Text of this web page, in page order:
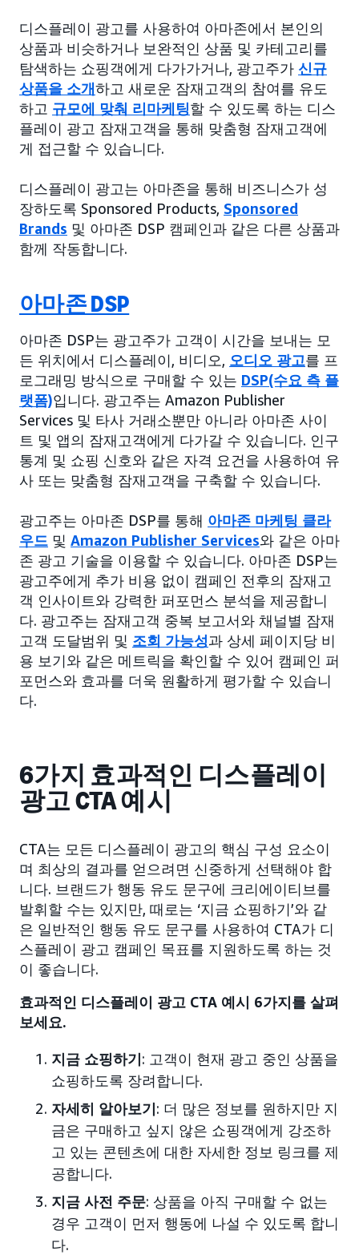
디스플레이 광고를 사용하여 아마존에서 본인의
상품과 비슷하거나 보완적인 상품 및 카테고리를
탐색하는 쇼핑객에게 다가가거나, 광고주가 신규
상품을 소개하고 새로운 잠재고객의 참여를 유도
하고 규모에 맞춰 리마케팅할 수 있도록 하는 디스
플레이 광고 잠재고객을 통해 맞춤형 잠재고객에
게 접근할 수 있습니다.
디스플레이 광고는 아마존을 통해 비즈니스가 성
장하도록 Sponsored Products, Sponsored
Brands 및 아마존 DSP 캠페인과 같은 다른 상품과
함께 작동합니다.
아마존 DSP
아마존 DSP는 광고주가 고객이 시간을 보내는 모
든 위치에서 디스플레이, 비디오, 오디오 광고를 프
로그래밍 방식으로 구매할 수 있는 DSP(수요 측 플
랫폼)입니다. 광고주는 Amazon Publisher
Services 및 타사 거래소뿐만 아니라 아마존 사이
트 및 앱의 잠재고객에게 다가갈 수 있습니다. 인구
통계 및 쇼핑 신호와 같은 자격 요건을 사용하여 유
사 또는 맞춤형 잠재고객을 구축할 수 있습니다.
광고주는 아마존 DSP를 통해 아마존 마케팅 클라
우드 및 Amazon Publisher Services와 같은 아마
존 광고 기술을 이용할 수 있습니다. 아마존 DSP는
광고주에게 추가 비용 없이 캠페인 전후의 잠재고
객 인사이트와 강력한 퍼포먼스 분석을 제공합니
다. 광고주는 잠재고객 중복 보고서와 채널별 잠재
고객 도달범위 및 조회 가능성과 상세 페이지당 비
용 보기와 같은 메트릭을 확인할 수 있어 캠페인 퍼
포먼스와 효과를 더욱 원활하게 평가할 수 있습니
다.
6가지 효과적인 디스플레이
광고 CTA 예시
CTA는 모든 디스플레이 광고의 핵심 구성 요소이
며 최상의 결과를 얻으려면 신중하게 선택해야 합
니다. 브랜드가 행동 유도 문구에 크리에이티브를
발휘할 수는 있지만, 때로는 ‘지금 쇼핑하기’와 같
은 일반적인 행동 유도 문구를 사용하여 CTA가 디
스플레이 광고 캠페인 목표를 지원하도록 하는 것
이 좋습니다.
효과적인 디스플레이 광고 CTA 예시 6가지를 살펴
보세요.
지금 쇼핑하기: 고객이 현재 광고 중인 상품을
쇼핑하도록 장려합니다.
자세히 알아보기: 더 많은 정보를 원하지만 지
금은 구매하고 싶지 않은 쇼핑객에게 강조하
고 있는 콘텐츠에 대한 자세한 정보 링크를 제
공합니다.
지금 사전 주문: 상품을 아직 구매할 수 없는
경우 고객이 먼저 행동에 나설 수 있도록 합니
다.